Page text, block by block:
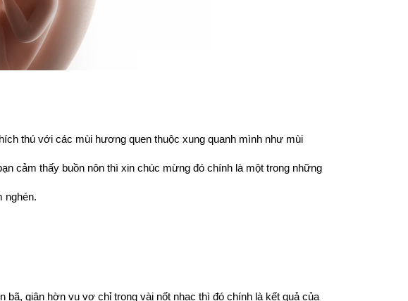
thú với các mùi hương quen thuộc xung quanh mình như mùi
nghén.
bã, giận hờn vu vơ chỉ trong vài nốt nhạc thì đó chính là kết quả của